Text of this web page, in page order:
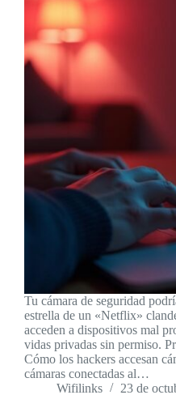
Tu cámara de seguridad
estrella de un «Netflix»
acceden a dispositivos mal
vidas privadas sin permiso.
Cómo los hackers accesan
cámaras conectadas al…
Wifilinks
23 de